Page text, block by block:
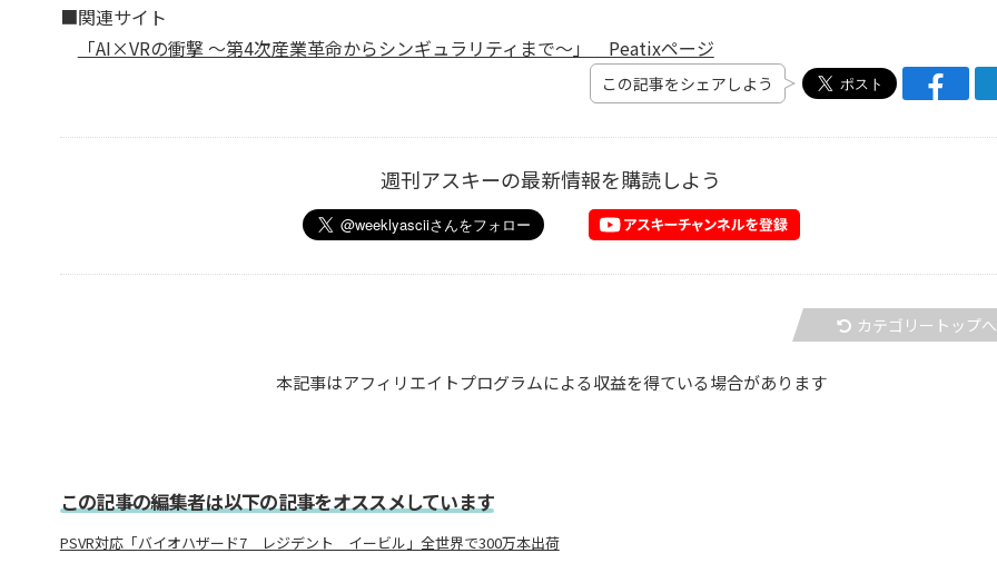
■関連サイト
「AI×VRの衝撃 〜第4次産業革命からシンギュラリティまで〜」 Peatixページ
この記事をシェアしよう
週刊アスキーの最新情報を購読しよう
カテゴリートップへ
本記事はアフィリエイトプログラムによる収益を得ている場合があります
この記事の編集者は以下の記事をオススメしています
PSVR対応「バイオハザード7 レジデント イービル」全世界で300万本出荷